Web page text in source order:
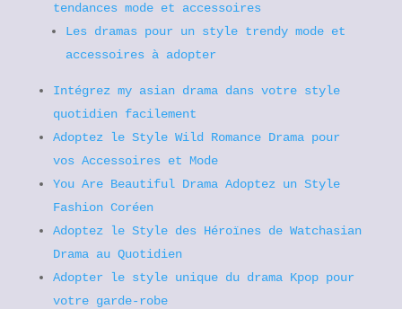
tendances mode et accessoires
Les dramas pour un style trendy mode et
accessoires à adopter
Intégrez my asian drama dans votre style
quotidien facilement
Adoptez le Style Wild Romance Drama pour
vos Accessoires et Mode
You Are Beautiful Drama Adoptez un Style
Fashion Coréen
Adoptez le Style des Héroïnes de Watchasian
Drama au Quotidien
Adopter le style unique du drama Kpop pour
votre garde-robe